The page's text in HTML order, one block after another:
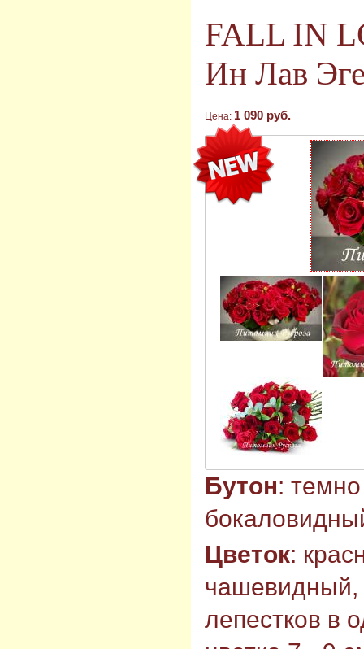
FALL IN
Ин Лав
Цена: 1 090 руб.
Бутон:
Цветок:
чашевидный,
лепестков в